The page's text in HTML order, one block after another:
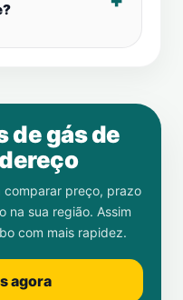
de gás de
comparar preço, prazo
na sua região. Assim
com mais rapidez.
agora